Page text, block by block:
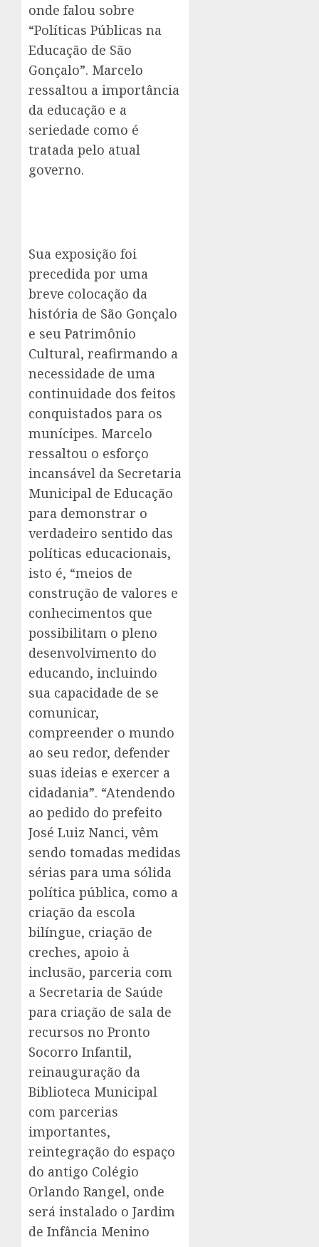
onde falou sobre
“Políticas Públicas na
Educação de São
Gonçalo”. Marcelo
ressaltou a importância
da educação e a
seriedade como é
tratada pelo atual
governo.
Sua exposição foi
precedida por uma
breve colocação da
história de São Gonçalo
e seu Patrimônio
Cultural, reafirmando a
necessidade de uma
continuidade dos feitos
conquistados para os
munícipes. Marcelo
ressaltou o esforço
incansável da Secretaria
Municipal de Educação
para demonstrar o
verdadeiro sentido das
políticas educacionais,
isto é, “meios de
construção de valores e
conhecimentos que
possibilitam o pleno
desenvolvimento do
educando, incluindo
sua capacidade de se
comunicar,
compreender o mundo
ao seu redor, defender
suas ideias e exercer a
cidadania”. “Atendendo
ao pedido do prefeito
José Luiz Nanci, vêm
sendo tomadas medidas
sérias para uma sólida
política pública, como a
criação da escola
bilíngue, criação de
creches, apoio à
inclusão, parceria com
a Secretaria de Saúde
para criação de sala de
recursos no Pronto
Socorro Infantil,
reinauguração da
Biblioteca Municipal
com parcerias
importantes,
reintegração do espaço
do antigo Colégio
Orlando Rangel, onde
será instalado o Jardim
de Infância Menino